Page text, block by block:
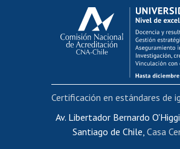
Calificación académica
Postulación al AUCAI
Funcionarias/os
Cursos internos de
Bienestar del personal
Portal de movilidad
Certificado de renta
Certificado de renta
Av. Libertador Bernardo
Santiago de Chile, Casa
Certificación en estándares de